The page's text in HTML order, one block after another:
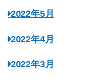
2022年5月
2022年4月
2022年3月